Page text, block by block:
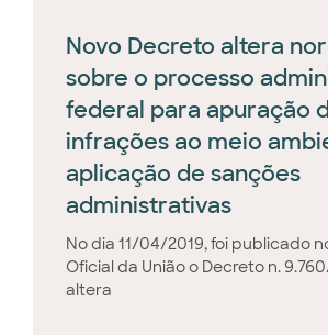
Novo Decreto altera
sobre o processo
federal para apuração
infrações ao meio
aplicação de sanções
administrativas
No dia 11/04/2019, foi publicado
Oficial da União o Decreto n.
altera